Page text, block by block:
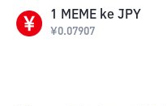
1 MEME ke JPY
¥0.07907